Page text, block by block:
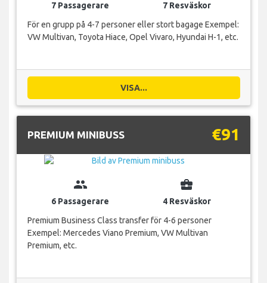
7 Passagerare
7 Resväskor
För en grupp på 4-7 personer eller stort bagage Exempel:
VW Multivan, Toyota Hiace, Opel Vivaro, Hyundai H-1, etc.
VISA...
PREMIUM MINIBUSS €91
group
6 Passagerare
business_center
4 Resväskor
Premium Business Class transfer för 4-6 personer
Exempel: Mercedes Viano Premium, VW Multivan
Premium, etc.